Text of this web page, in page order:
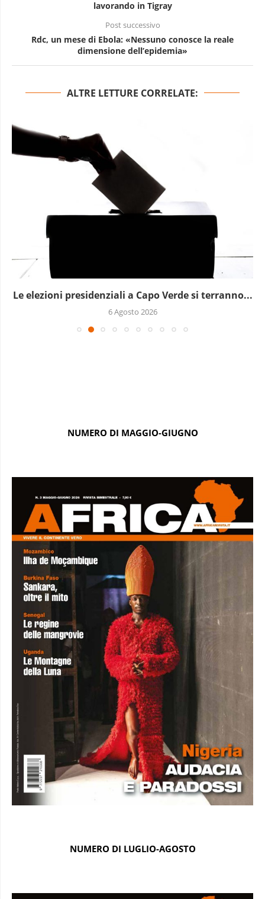
lavorando in Tigray
Post successivo
Rdc, un mese di Ebola: «Nessuno conosce la reale
dimensione dell’epidemia»
ALTRE LETTURE CORRELATE:
Le elezioni presidenziali a Capo Verde si terranno...
6 Agosto 2026
NUMERO DI MAGGIO-GIUGNO
NUMERO DI LUGLIO-AGOSTO